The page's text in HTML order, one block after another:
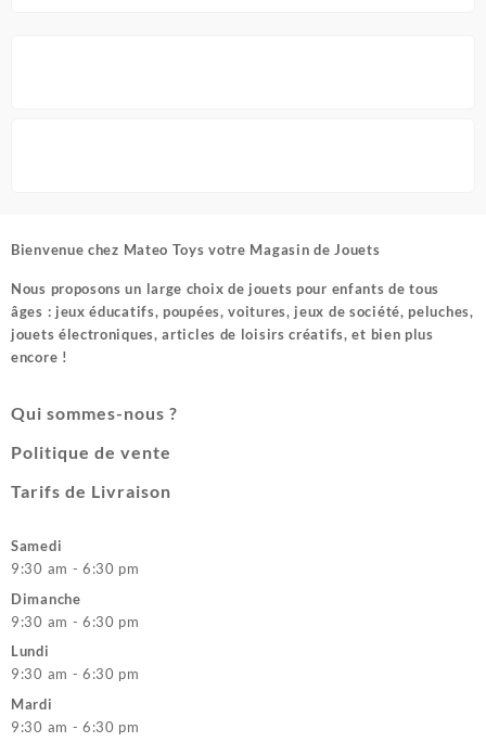
Bienvenue chez Mateo Toys votre Magasin de Jouets
Nous proposons un large choix de jouets pour enfants de tous
âges : jeux éducatifs, poupées, voitures, jeux de société, peluches,
jouets électroniques, articles de loisirs créatifs, et bien plus
encore !
Qui sommes-nous ?
Politique de vente
Tarifs de Livraison
Samedi
9:30 am - 6:30 pm
Dimanche
9:30 am - 6:30 pm
Lundi
9:30 am - 6:30 pm
Mardi
9:30 am - 6:30 pm